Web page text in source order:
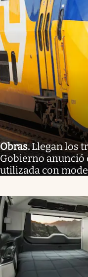
Obras.Llegan los
Gobierno anunció
utilizada con